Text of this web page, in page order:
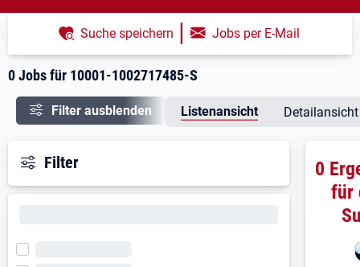
0 Jobs für 10001-1002717485-S
Suche speichern | Jobs per E-Mail
Filter ausblenden Listenansicht Detailansicht
Filter
0
für